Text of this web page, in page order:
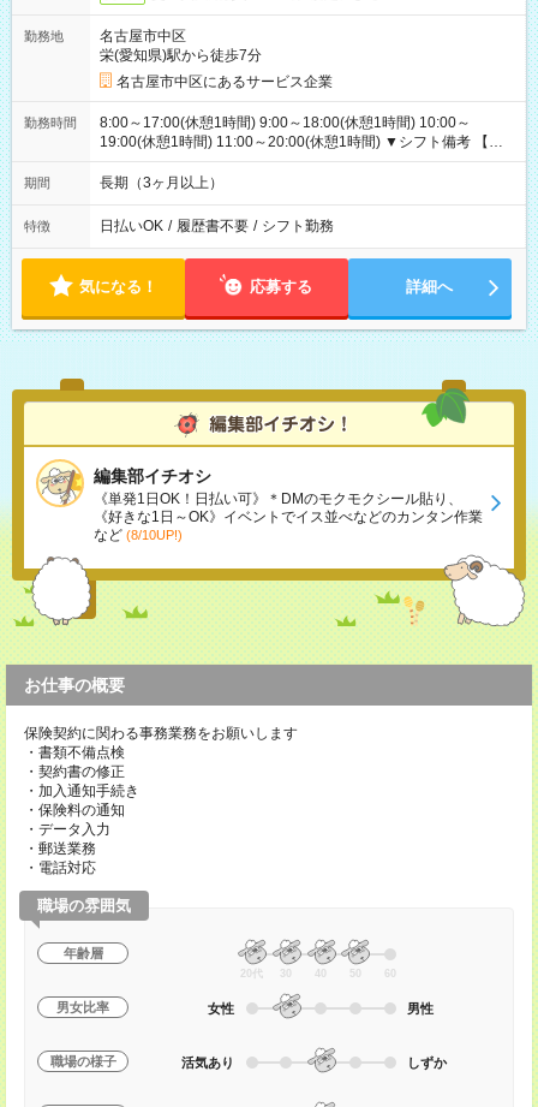
勤務地
名古屋市中区
栄(愛知県)駅から徒歩7分
名古屋市中区にあるサービス企業
勤務時間
8:00～17:00(休憩1時間) 9:00～18:00(休憩1時間) 10:00～
19:00(休憩1時間) 11:00～20:00(休憩1時間) ▼シフト備考 【長
期休暇シフト】長期休暇：振り替え出勤なし（したい方相談
OK）年末年始：毎年11月に決定（基本は長期休暇になりま
受付可）夏季休暇（お盆）：暦通り（休み希望あれば受付可）
期間 長期（3ヶ月以上）
特徴 日払いOK / 履歴書不要 / シフト勤務
気になる！ 応募する 詳細へ
編集部イチオシ
《単発1日OK！日払い可》＊DMのモクモクシール貼り、
《好きな1日～OK》イベントでイス並べなどのカンタン作業
など (8/10UP!)
お仕事の概要
保険契約に関わる事務業務をお願いします
・書類不備点検
・契約書の修正
・加入通知手続き
・保険料の通知
・データ入力
・郵送業務
・電話対応
職場の雰囲気
年齢層
20代 30 40 50 60
男女比率 女性 男性
職場の様子 活気あり しずか